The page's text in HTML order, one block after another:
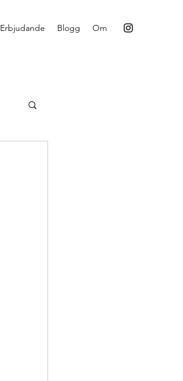
Erbjudande Blogg Om